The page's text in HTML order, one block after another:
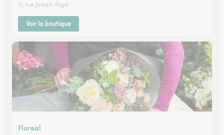
11, rue Joseph Rigal
Voir la boutique
Floreal